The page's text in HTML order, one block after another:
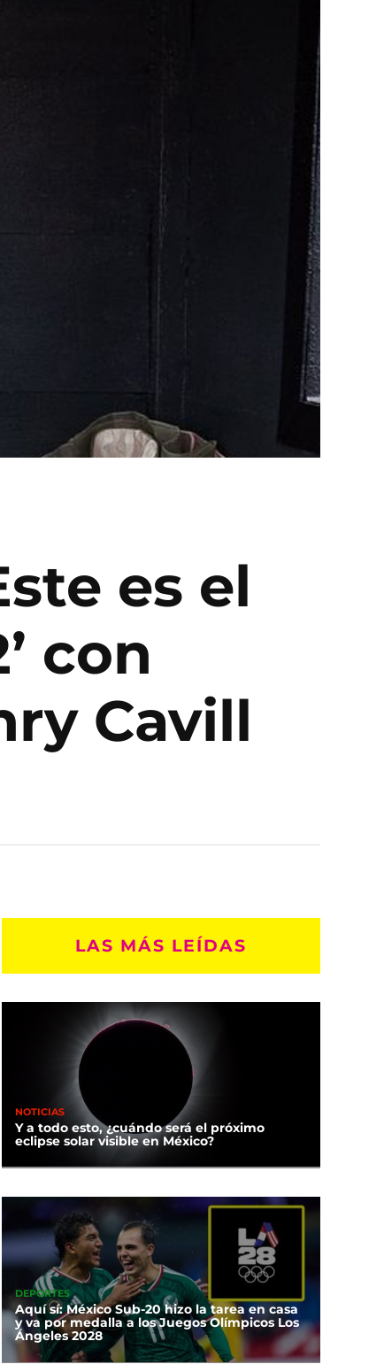
es el
con
Cavill
LAS MÁS LEÍDAS
NOTICIAS
Y a todo esto, ¿cuándo será el próximo
eclipse solar visible en México?
DEPORTES
Aquí sí: México Sub-20 hizo la tarea en casa
y va por medalla a los Juegos Olímpicos Los
Ángeles 2028